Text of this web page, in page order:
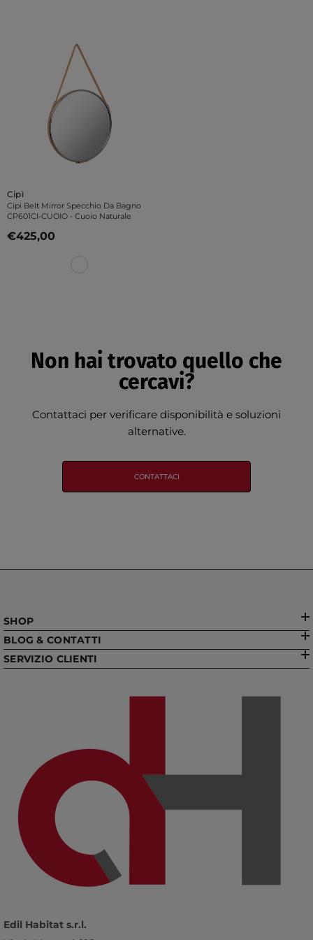
Venditore:
Cipì
Cipi Belt Mirror Specchio Da Bagno
CP601CI-CUOIO - Cuoio Naturale
€425,00
Non hai trovato quello che
cercavi?
Contattaci per verificare disponibilità e soluzioni
alternative.
CONTATTACI
SHOP
BLOG & CONTATTI
SERVIZIO CLIENTI
Edil Habitat s.r.l.